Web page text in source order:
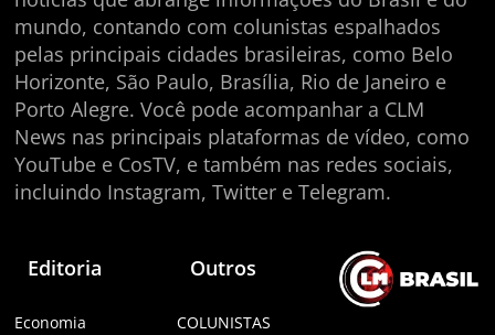
mundo, contando com colunistas espalhados
pelas principais cidades brasileiras, como Belo
Horizonte, São Paulo, Brasília, Rio de Janeiro e
Porto Alegre. Você pode acompanhar a CLM
News nas principais plataformas de vídeo, como
YouTube e CosTV, e também nas redes sociais,
incluindo Instagram, Twitter e Telegram.
Editoria
Economia
Outros
COLUNISTAS